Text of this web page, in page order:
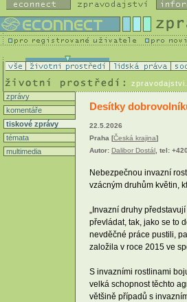
zprávy
komentáře
tiskové zprávy
témata
multimedia
Desítky
22.5.2026
Praha [Česká krajina]
Autor: Dalibor Dostál, tel:
Nebezpečnou invazní
vzácným druhům květin,
„Invazní druhy
převládat, tak, jako se to
nevděčné práce pustili,
založila v roce 2015 ve
S invazními rostlinami
velká schopnost těchto
většině případů s